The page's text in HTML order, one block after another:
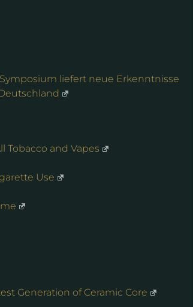
liefert neue Erkenntnisse
Tobacco and Vapes
Use
Generation of Ceramic Core